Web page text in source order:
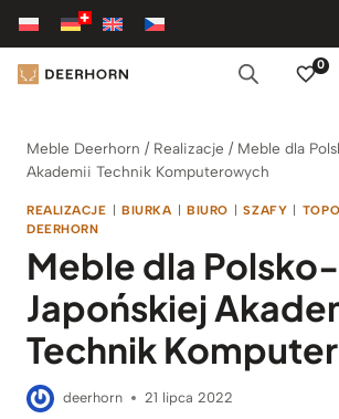
Przejdź
treści
0
Meble Deerhorn / Realizacje / Meble dla
Akademii Technik Komputerowych
REALIZACJE | BIURKA | BIURO | SZAFY |
DEERHORN
Meble dla Polsko-
Japońskiej
Technik
deerhorn 21 lipca 2022